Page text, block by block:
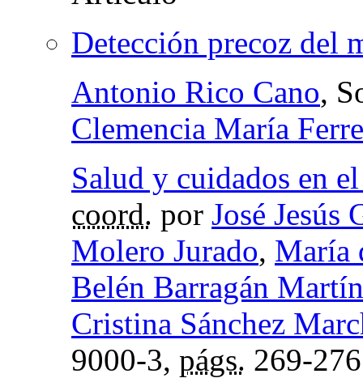
Detección precoz del
Antonio Rico Cano,
Clemencia María
Salud y cuidados en
coord. por José Jesús
Molero Jurado, María
Belén Barragán Martín
Cristina Sánchez
9000-3, págs. 269-276